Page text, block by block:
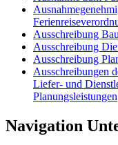
Ausschreibung
Ausschreibung
Ausschreibung
Ausschreibungen
Liefer- und
Planungsleistungen
Navigation